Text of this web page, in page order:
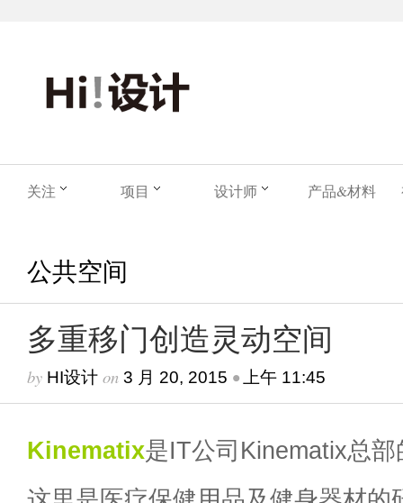
关注 项目 设计师 产品&材料
公共空间
多重移门创造灵动空间
by HI设计 on 3 月 20, 2015 • 上午 11:45
Kinematix是IT公司Kinematix总部